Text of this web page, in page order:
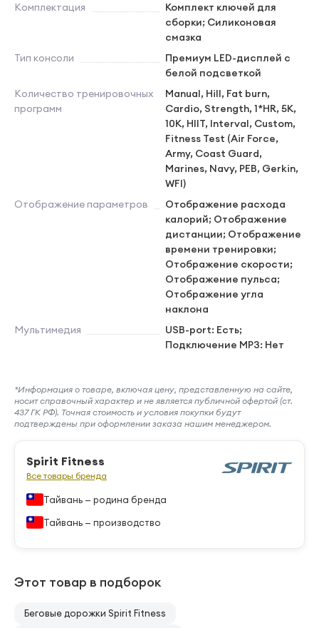
Комплектация
Комплект ключей для
сборки; Силиконовая
смазка
Тип консоли
Премиум LED-дисплей с
белой подсветкой
Количество тренировочных
программ
Manual, Hill, Fat burn,
Cardio, Strength, 1*HR, 5K,
10K, HIIT, Interval, Custom,
Fitness Test (Air Force,
Army, Coast Guard,
Marines, Navy, PEB, Gerkin,
WFI)
Отображение параметров
Отображение расхода
калорий; Отображение
дистанции; Отображение
времени тренировки;
Отображение скорости;
Отображение пульса;
Отображение угла
наклона
Мультимедия
USB-port: Есть;
Подключение MP3: Нет
*Информация о товаре, включая цену, представленную на сайте,
носит справочный характер и не является публичной офертой (ст.
437 ГК РФ). Точная стоимость и условия покупки будут
подтверждены при оформлении заказа нашим менеджером.
Spirit Fitness
Все товары бренда
Тайвань — родина бренда
Тайвань — производство
Этот товар в подборок
Беговые дорожки Spirit Fitness